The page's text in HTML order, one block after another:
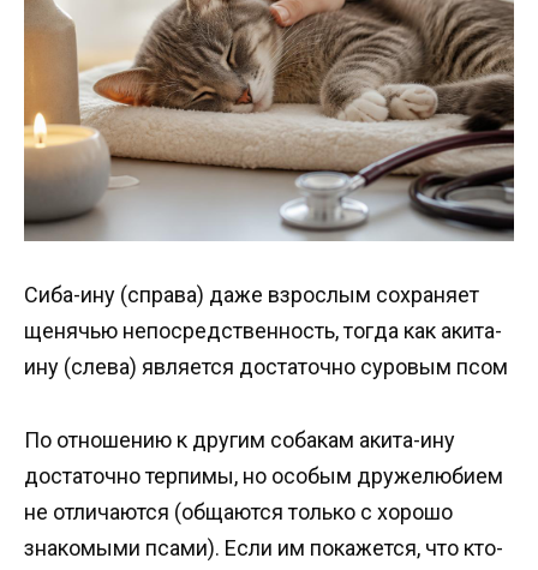
Сиба-ину (справа) даже взрослым сохраняет
щенячью непосредственность, тогда как акита-
ину (слева) является достаточно суровым псом
По отношению к другим собакам акита-ину
достаточно терпимы, но особым дружелюбием
не отличаются (общаются только с хорошо
знакомыми псами). Если им покажется, что кто-